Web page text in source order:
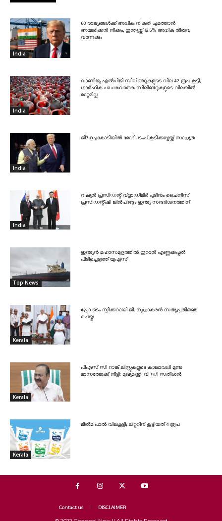
India
60 രാജ്യങ്ങൾക്ക് അധിക നികുതി ചുമത്താൻ
അമേരിക്കൻ നീക്കം, ഇന്ത്യയ്ക്ക് 12.5% അധിക തീരുവ
വന്നേക്കും
India
വാണിജ്യ എൽപിജി സിലിണ്ടറുകളുടെ വില 42 രൂപ കൂട്ടി,
ഗാർഹിക പാചകവാതക സിലിണ്ടറുകളുടെ വിലയിൽ
മാറ്റമില്ല
India
ജി7 ഉച്ചകോടിയിൽ മോദി-ട്രംപ് കൂടിക്കാഴ്ചയ്ക്ക് സാധ്യത
India
റഷ്യൻ പ്രസിഡന്റ് വ്‌ളാഡിമിർ പുടിനും ചൈനീസ്
പ്രസിഡന്റ്ഷി ജിൻപിങ്ങും ഇന്ത്യ സന്ദർശനത്തിന്
Top News
ഇന്ത്യൻ മഹാസമുദ്രത്തിൽ ഇറാൻ എണ്ണക്കപ്പൽ
പിടിച്ചെടുത്ത് യുഎസ്
Kerala
പ്രോ ടെം സ്പീക്കറായി ജി. സുധാകരൻ സത്യപ്രതിജ്ഞ
ചെയ്തു
Kerala
പിഎസ് സി റാങ്ക് ലിസ്റ്റുകളുടെ കാലാവധി മൂന്നു
മാസത്തേക്ക് നീട്ടി: മുഖ്യമന്ത്രി വി ഡി സതീശൻ
Kerala
മിൽമ പാൽ വിലകൂട്ടി; ലിറ്ററിന് കൂട്ടിയത് 4 രൂപ
Contact us DISCLAIMER